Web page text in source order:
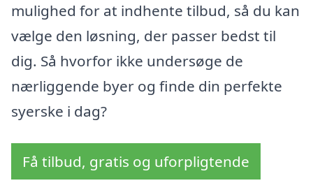
mulighed for at indhente tilbud, så du kan
vælge den løsning, der passer bedst til
dig. Så hvorfor ikke undersøge de
nærliggende byer og finde din perfekte
syerske i dag?
Få tilbud, gratis og uforpligtende